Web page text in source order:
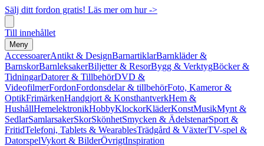
Sälj ditt fordon gratis! Läs mer om hur ->
Till innehållet
Meny
AccessoarerAntikt & DesignBarnartiklarBarnkläder &
BarnskorBarnleksakerBiljetter & ResorBygg & VerktygBöcker &
TidningarDatorer & TillbehörDVD &
VideofilmerFordonFordonsdelar & tillbehörFoto, Kameror &
OptikFrimärkenHandgjort & KonsthantverkHem &
HushållHemelektronikHobbyKlockorKläderKonstMusikMynt &
SedlarSamlarsakerSkorSkönhetSmycken & ÄdelstenarSport &
FritidTelefoni, Tablets & WearablesTrädgård & VäxterTV-spel &
DatorspelVykort & BilderÖvrigtInspiration